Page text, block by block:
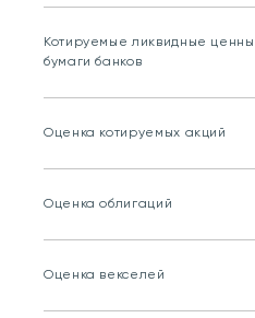
Котируемые ликвидные
бумаги банков
Оценка котируемых акций
Оценка облигаций
Оценка векселей